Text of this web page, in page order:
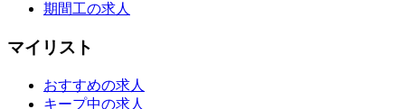
期間工の求人
マイリスト
おすすめの求人
キープ中の求人